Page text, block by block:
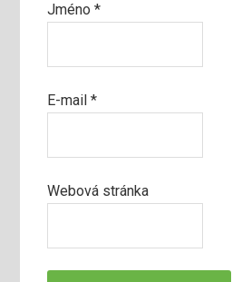
Jméno*
E-mail*
Webová stránka